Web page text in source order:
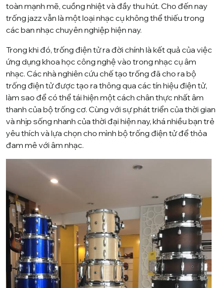
toàn mạnh mẽ, cuồng nhiệt và đầy thu hút. Cho đến nay
trống jazz vẫn là một loại nhạc cụ không thể thiếu trong
các ban nhạc chuyên nghiệp hiện nay.
Trong khi đó, trống điện tử ra đời chính là kết quả của việc
ứng dụng khoa học công nghệ vào trong nhạc cụ âm
nhạc. Các nhà nghiên cứu chế tạo trống đã cho ra bộ
trống điện tử được tạo ra thông qua các tín hiệu điện tử,
làm sao để có thể tái hiện một cách chân thực nhất âm
thanh của bộ trống cơ. Cùng với sự phát triển của thời gian
và nhịp sống nhanh của thời đại hiện nay, khá nhiều bạn trẻ
yêu thích và lựa chọn cho mình bộ trống điện tử để thỏa
đam mê với âm nhạc.